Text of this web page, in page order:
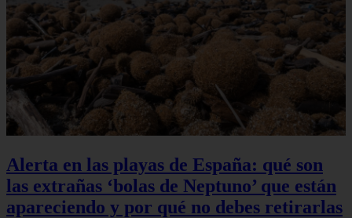
Alerta en las playas de España: qué son
las extrañas ‘bolas de Neptuno’ que están
apareciendo y por qué no debes retirarlas